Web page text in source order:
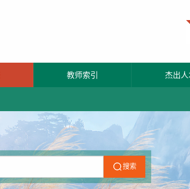
教师索引 杰出
搜索